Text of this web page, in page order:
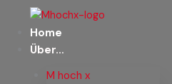
springen
Home
Über…
M hoch x